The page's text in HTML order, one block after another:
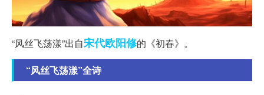
“风丝飞荡漾”出自宋代欧阳修的《初春》。
“风丝飞荡漾”全诗